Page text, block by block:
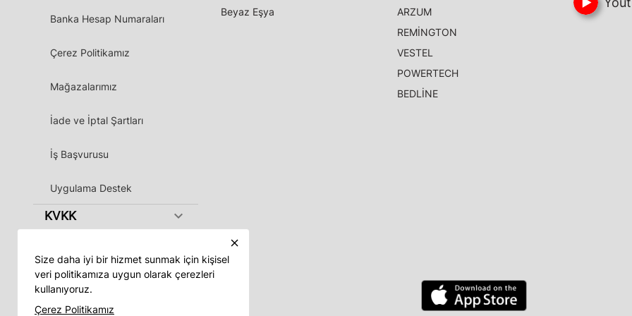
Banka Hesap Numaraları
Çerez Politikamız
Mağazalarımız
İade ve İptal Şartları
İş Başvurusu
Uygulama Destek
KVKK keyboard_arrow_down
Beyaz Eşya
ARZUM
REMİNGTON
VESTEL
POWERTECH
BEDLİNE
close
Size daha iyi bir hizmet sunmak için kişisel
veri politikamıza uygun olarak çerezleri
kullanıyoruz.
Çerez Politikamız